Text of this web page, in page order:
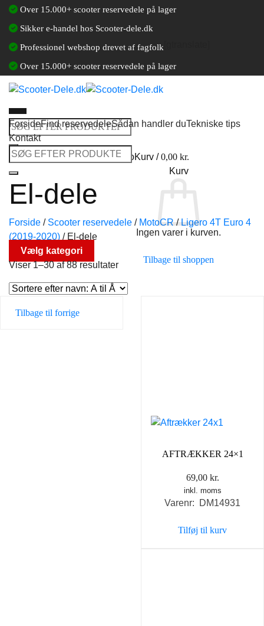
Fortsæt
indhold
Over 15.000+ scooter reservedele på lager
Sikker e-handel hos Scooter-dele.dk
Professionel webshop drevet af fagfolk
Over 15.000+ scooter reservedele på lager
Søg
efter:
Log ind / Opret en kundekontoKurv /0,00 kr.
Kurv
Ingen varer i kurven.
Tilbage til shoppen
ForsideFind reservedeleSådan handler duTekniske tips
Kontakt
Søg
efter:
El-dele
Forside / Scooter reservedele / MotoCR / Ligero 4T Euro 4
(2019-2020) /El-dele
Vælg kategori
Viser 1–30 af 88 resultater
Tilbage til forrige
AFTRÆKKER 24×1
69,00 kr.
inkl. moms
Varenr: DM14931
Tilføj til kurv